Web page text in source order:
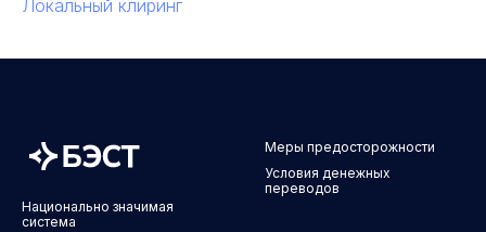
Локальный клиринг
Национально значимая
система
Меры предосторожности
Условия денежных
переводов